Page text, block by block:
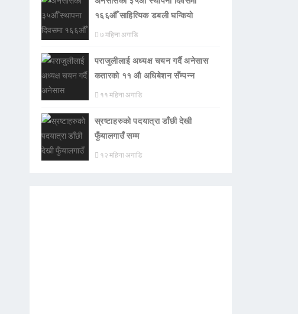
१६६औँ साहित्यिक डबली घन्कियाे
७ महिना अगाडि
पराजुलीलाई अध्यक्ष चयन गर्दै अनेसास
कतारको ११ औ अधिबेशन सँम्पन्न
११ महिना अगाडि
स्रष्टाहरुको पदयात्रा डाँछी देखी
फुँयालगाउँ सम्म
१२ महिना अगाडि